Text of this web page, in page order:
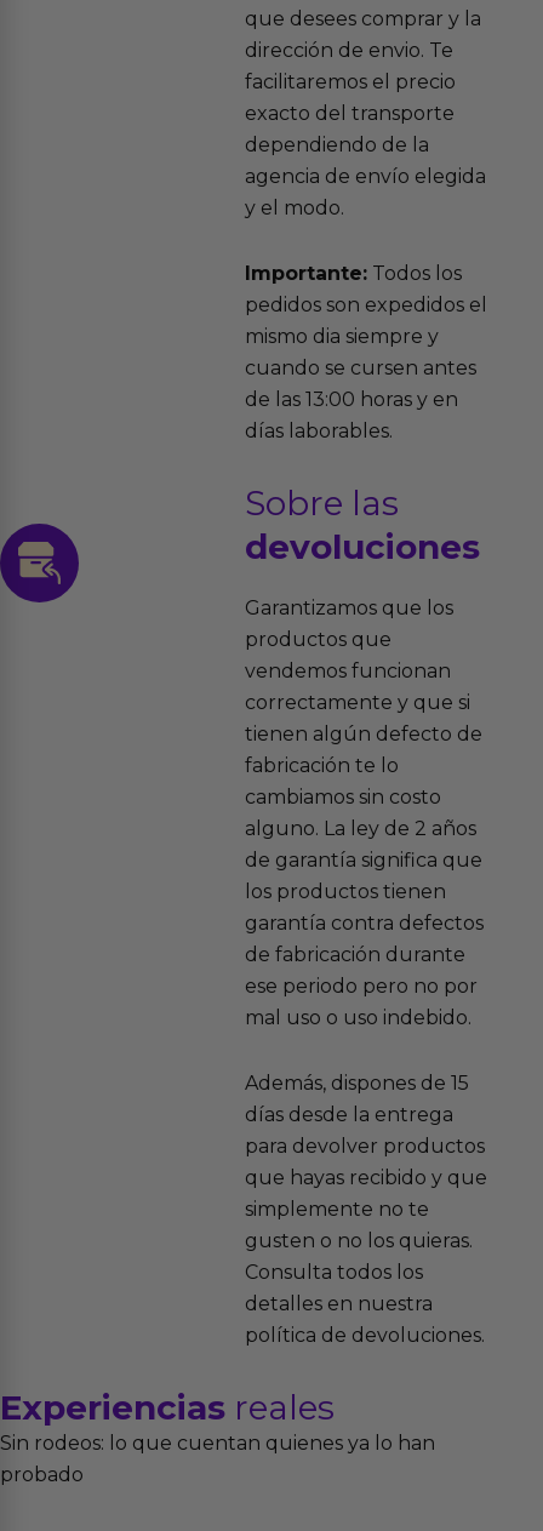
que desees comprar y la
dirección de envio. Te
facilitaremos el precio
exacto del transporte
dependiendo de la
agencia de envío elegida
y el modo.
Importante:Todos los
pedidos son expedidos el
mismo dia siempre y
cuando se cursen antes
de las 13:00 horas y en
días laborables.
Sobre las
devoluciones
Garantizamos que los
productos que
vendemos funcionan
correctamente y que si
tienen algún defecto de
fabricación te lo
cambiamos sin costo
alguno. La ley de 2 años
de garantía significa que
los productos tienen
garantía contra defectos
de fabricación durante
ese periodo pero no por
mal uso o uso indebido.
Además, dispones de 15
días desde la entrega
para devolver productos
que hayas recibido y que
simplemente no te
gusten o no los quieras.
Consulta todos los
detalles en nuestra
política de devoluciones.
Experiencias reales
Sin rodeos: lo que cuentan quienes ya lo han
probado